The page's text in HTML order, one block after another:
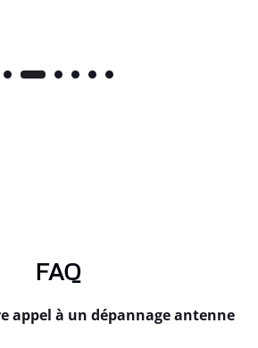
FAQ
appel à un dépannage antenne